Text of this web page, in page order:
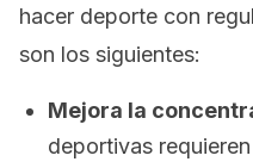
hacer deporte con
son los siguientes:
Mejora la
deportivas